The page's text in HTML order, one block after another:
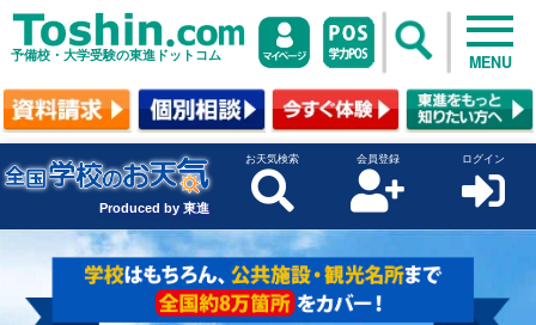
予備校・大学受験の東進ドットコム MENU
Produced by 東進
お天気検索 会員登録 ログイン